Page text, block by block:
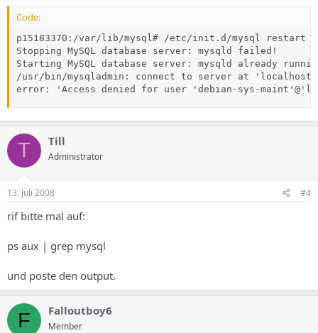
Code:
p15183370:/var/lib/mysql# /etc/init.d/mysql restart
Stopping MySQL database server: mysqld failed!
Starting MySQL database server: mysqld already
/usr/bin/mysqladmin: connect to server at
error: 'Access denied for user 'debian-sys-
T Till
Administrator
13. Juli 2008 #4
rif bitte mal auf:
ps aux | grep mysql
und poste den output.
F Falloutboy6
Member